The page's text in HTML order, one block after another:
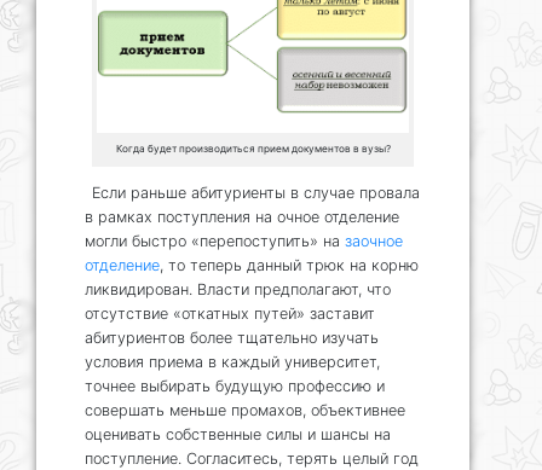
Когда будет производиться прием документов в вузы?
Если раньше абитуриенты в случае провала
в рамках поступления на очное отделение
могли быстро «перепоступить» на заочное
отделение, то теперь данный трюк на корню
ликвидирован. Власти предполагают, что
отсутствие «откатных путей» заставит
абитуриентов более тщательно изучать
условия приема в каждый университет,
точнее выбирать будущую профессию и
совершать меньше промахов, объективнее
оценивать собственные силы и шансы на
поступление. Согласитесь, терять целый год